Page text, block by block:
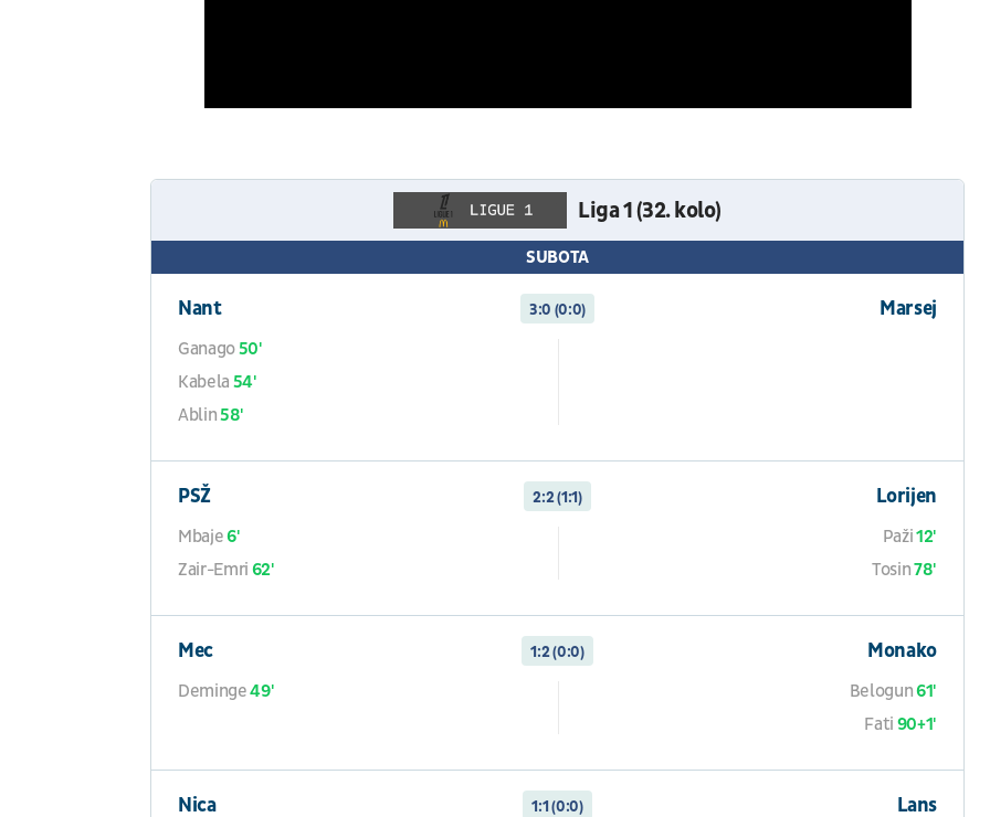
Liga 1 (32. kolo)
SUBOTA
Nant 3:0 (0:0) Marsej
Ganago50'
Kabela 54'
Ablin58'
PSŽ 2:2 (1:1) Lorijen
Mbaje6'
Zair-Emri 62'
Paži12'
Tosin78'
Mec 1:2 (0:0) Monako
Deminge49' Belogun61'
Fati 90+1'
Nica 1:1 (0:0) Lans